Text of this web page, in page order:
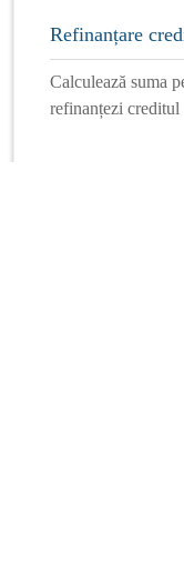
Refinanțare
Calculează suma
refinanțezi creditul